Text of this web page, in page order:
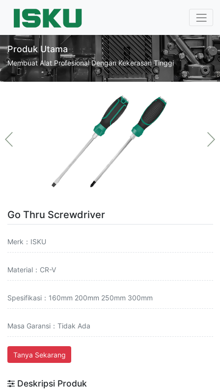
Produk Utama
Membuat Alat Profesional Dengan Kekerasan Tinggi
Go Thru Screwdriver
Merk：ISKU
Material：CR-V
Spesifikasi：160mm 200mm 250mm 300mm
Masa Garansi：Tidak Ada
Tanya Sekarang
Deskripsi Produk